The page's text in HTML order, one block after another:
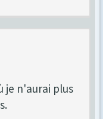
je n'aurai plus